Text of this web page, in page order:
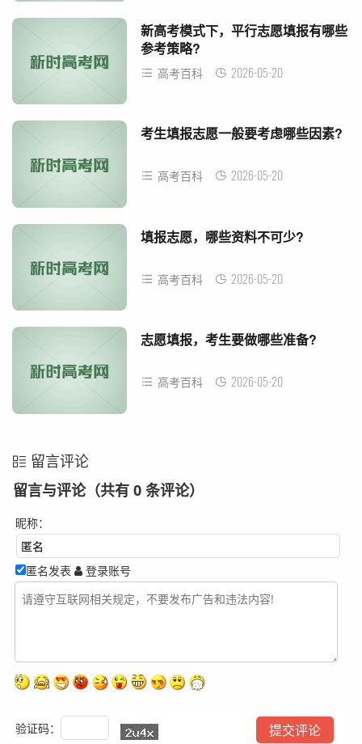
新高考模式下，平行志愿填报有哪些
参考策略?
高考百科 2026-05-20
考生填报志愿一般要考虑哪些因素?
高考百科 2026-05-20
填报志愿，哪些资料不可少?
高考百科 2026-05-20
志愿填报，考生要做哪些准备?
高考百科 2026-05-20
留言评论
留言与评论（共有 0 条评论）
昵称：
匿名发表 登录账号
验证码：